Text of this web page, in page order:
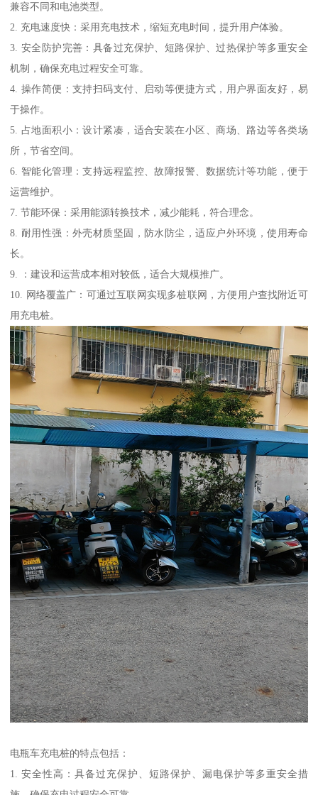
兼容不同和电池类型。
2. 充电速度快：采用充电技术，缩短充电时间，提升用户体验。
3. 安全防护完善：具备过充保护、短路保护、过热保护等多重安全
机制，确保充电过程安全可靠。
4. 操作简便：支持扫码支付、启动等便捷方式，用户界面友好，易
于操作。
5. 占地面积小：设计紧凑，适合安装在小区、商场、路边等各类场
所，节省空间。
6. 智能化管理：支持远程监控、故障报警、数据统计等功能，便于
运营维护。
7. 节能环保：采用能源转换技术，减少能耗，符合理念。
8. 耐用性强：外壳材质坚固，防水防尘，适应户外环境，使用寿命
长。
9. ：建设和运营成本相对较低，适合大规模推广。
10. 网络覆盖广：可通过互联网实现多桩联网，方便用户查找附近可
用充电桩。
电瓶车充电桩的特点包括：
1. 安全性高：具备过充保护、短路保护、漏电保护等多重安全措